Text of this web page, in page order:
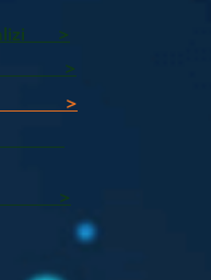
>
Git >
>
>